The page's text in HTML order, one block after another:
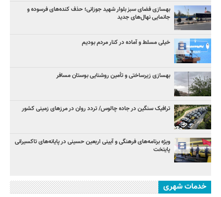
بهسازی فضای سبز بلوار شهید جوزانی؛ حذف کنده‌های فرسوده و
جانمایی نهال‌های جدید
خیلی مسلط و آماده در کنار مردم بودیم
بهسازی زیرساختی و تأمین روشنایی بوستان مسافر
ترافیک سنگین در جاده چالوس/ تردد روان در مرزهای زمینی کشور
ویژه برنامه‌های فرهنگی و آیینی اربعین حسینی در پایانه‌های تاکسیرانی
پایتخت
خدمات شهری